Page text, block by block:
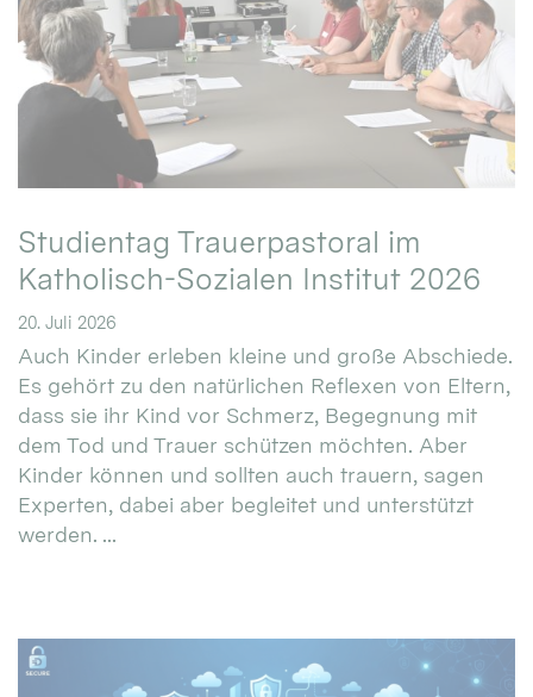
Studientag Trauerpastoral im
Katholisch-Sozialen Institut 2026
20. Juli 2026
Auch Kinder erleben kleine und große Abschiede.
Es gehört zu den natürlichen Reflexen von Eltern,
dass sie ihr Kind vor Schmerz, Begegnung mit
dem Tod und Trauer schützen möchten. Aber
Kinder können und sollten auch trauern, sagen
Experten, dabei aber begleitet und unterstützt
werden. ...